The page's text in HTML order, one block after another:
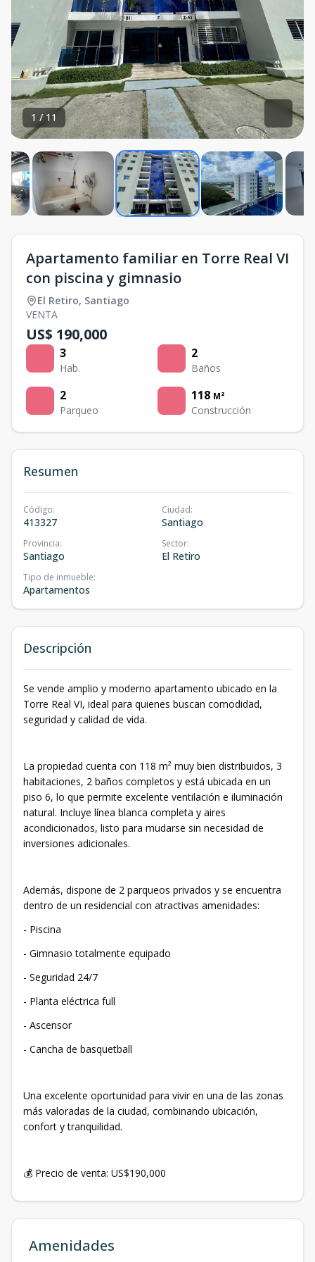
1 / 11
Apartamento familiar en Torre Real VI
con piscina y gimnasio
El Retiro, Santiago
VENTA
US$ 190,000
3
Hab.
2
Baños
2
Parqueo
118 M²
Construcción
Resumen
Código:
413327
Ciudad:
Santiago
Provincia:
Santiago
Sector:
El Retiro
Tipo de inmueble:
Apartamentos
Descripción
Se vende amplio y moderno apartamento ubicado en la
Torre Real VI, ideal para quienes buscan comodidad,
seguridad y calidad de vida.
La propiedad cuenta con 118 m² muy bien distribuidos, 3
habitaciones, 2 baños completos y está ubicada en un
piso 6, lo que permite excelente ventilación e iluminación
natural. Incluye línea blanca completa y aires
acondicionados, listo para mudarse sin necesidad de
inversiones adicionales.
Además, dispone de 2 parqueos privados y se encuentra
dentro de un residencial con atractivas amenidades:
- Piscina
- Gimnasio totalmente equipado
- Seguridad 24/7
- Planta eléctrica full
- Ascensor
- Cancha de basquetball
Una excelente oportunidad para vivir en una de las zonas
más valoradas de la ciudad, combinando ubicación,
confort y tranquilidad.
💰 Precio de venta: US$190,000
Amenidades